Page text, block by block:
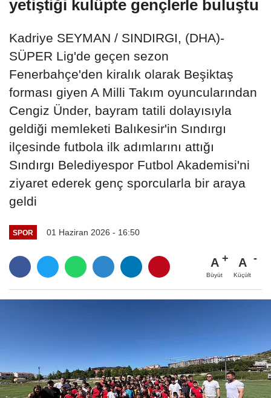
yetiştiği kulüpte gençlerle buluştu
Kadriye SEYMAN / SINDIRGI, (DHA)-
SÜPER Lig'de geçen sezon
Fenerbahçe'den kiralık olarak Beşiktaş
forması giyen A Milli Takım oyuncularından
Cengiz Ünder, bayram tatili dolayısıyla
geldiği memleketi Balıkesir'in Sındırgı
ilçesinde futbola ilk adımlarını attığı
Sındırgı Belediyespor Futbol Akademisi'ni
ziyaret ederek genç sporcularla bir araya
geldi
SPOR 01 Haziran 2026 - 16:50
A
Büyüt
A
Küçült